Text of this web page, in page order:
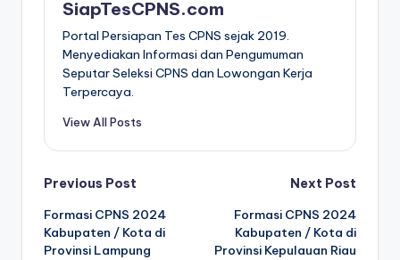
SiapTesCPNS.com
Portal Persiapan Tes CPNS sejak 2019.
Menyediakan Informasi dan Pengumuman
Seputar Seleksi CPNS dan Lowongan Kerja
Terpercaya.
View All Posts
Post
navigation
Previous Post
Formasi CPNS 2024
Kabupaten / Kota di
Provinsi Lampung
Next Post
Formasi CPNS 2024
Kabupaten / Kota di
Provinsi Kepulauan Riau